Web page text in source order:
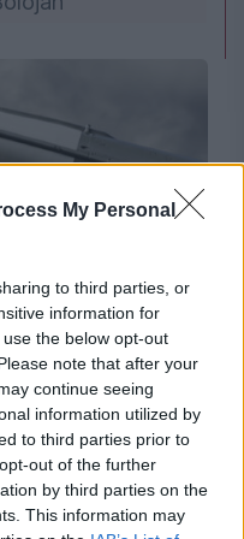
My Personal
to third parties, or
information for
the below opt-out
note that after your
continue seeing
information utilized by
to third parties prior to
out of the further
by third parties on the
This information may
Saudită, Turcia
Riadul respinge
sau ambiții